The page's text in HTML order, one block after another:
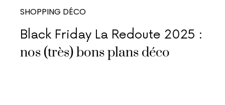
SHOPPING DÉCO
Black Friday La Redoute 2025 :
nos (très) bons plans déco